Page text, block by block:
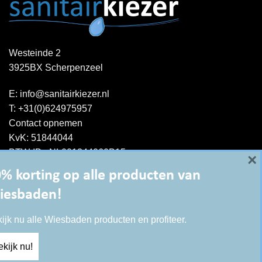
Westeinde 2
3925BX Scherpenzeel
E: info@sanitairkiezer.nl
T: +31(0)624975957
Contact opnemen
KvK: 51844044
BTW-ID : NL001344060B15
korting op alle producten van
nu alle Wiesbaden producten en profiteer.
nu!
×